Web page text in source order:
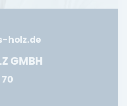
holz.de
GMBH